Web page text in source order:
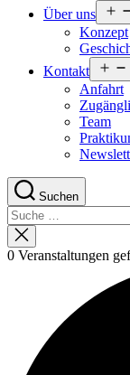
Über uns
Konzept
Kontakt
Anfahrt
Team
Suchen
Suche
nach:
Suche
schließen
0 Veranstaltungen